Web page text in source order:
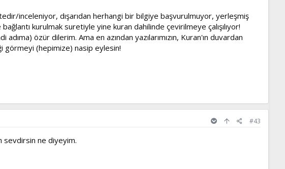
inceleniyor, dışarıdan herhangi bir bilgiye başvurulmuyor, yerleşmiş
kurulmak suretiyle yine kuran dahilinde çevirilmeye çalışılıyor!
özür dilerim. Ama en azından yazılarımızın, Kuran'ın duvardan
görmeyi (hepimize) nasip eylesin!
#43
sevdirsin ne diyeyim.